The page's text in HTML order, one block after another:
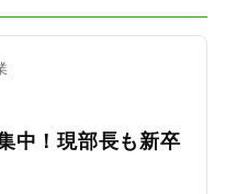
中！現部長も新卒